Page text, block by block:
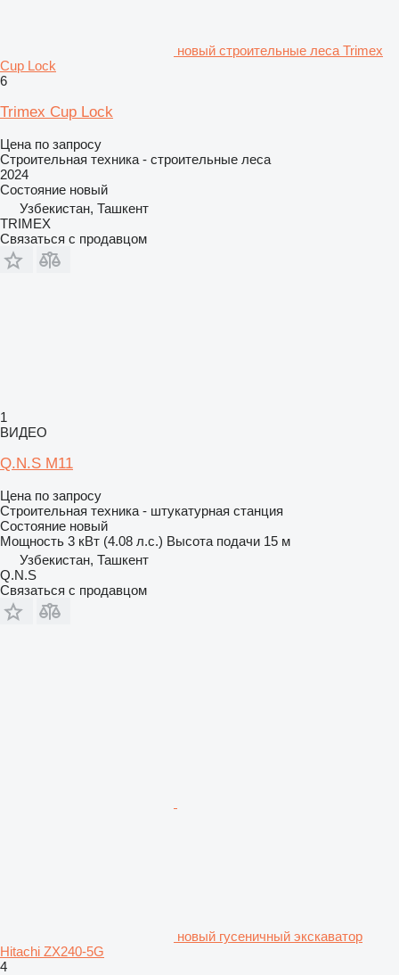
новый строительные леса Trimex
Cup Lock
6
Trimex Cup Lock
Цена по запросу
Строительная техника - строительные леса
2024
Состояние новый
Узбекистан, Ташкент
TRIMEX
Связаться с продавцом
1
ВИДЕО
Q.N.S М11
Цена по запросу
Строительная техника - штукатурная станция
Состояние новый
Мощность 3 кВт (4.08 л.с.) Высота подачи 15 м
Узбекистан, Ташкент
Q.N.S
Связаться с продавцом
новый гусеничный экскаватор
Hitachi ZX240-5G
4